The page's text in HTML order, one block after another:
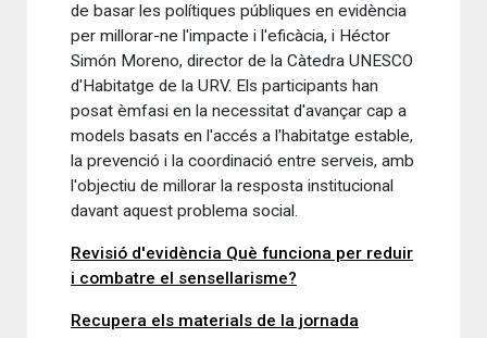
de basar les polítiques públiques en evidència
per millorar-ne l'impacte i l'eficàcia, i Héctor
Simón Moreno, director de la Càtedra UNESCO
d'Habitatge de la URV. Els participants han
posat èmfasi en la necessitat d'avançar cap a
models basats en l'accés a l'habitatge estable,
la prevenció i la coordinació entre serveis, amb
l'objectiu de millorar la resposta institucional
davant aquest problema social.
Revisió d'evidència Què funciona per reduir
i combatre el sensellarisme?
Recupera els materials de la jornada